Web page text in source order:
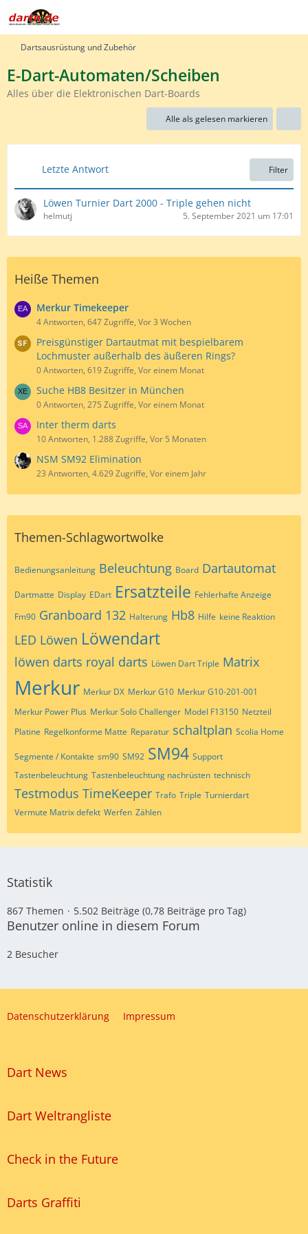
Dartsausrüstung und Zubehör
E-Dart-Automaten/Scheiben
Alles über die Elektronischen Dart-Boards
Alle als gelesen markieren
Letzte Antwort Filter
Löwen Turnier Dart 2000 - Triple gehen nicht
helmutj 5. September 2021 um 17:01
Heiße Themen
Merkur Timekeeper
4 Antworten, 647 Zugriffe, Vor 3 Wochen
Preisgünstiger Dartautmat mit bespielbarem
Lochmuster außerhalb des äußeren Rings?
0 Antworten, 619 Zugriffe, Vor einem Monat
Suche HB8 Besitzer in München
0 Antworten, 275 Zugriffe, Vor einem Monat
Inter therm darts
10 Antworten, 1.288 Zugriffe, Vor 5 Monaten
NSM SM92 Elimination
23 Antworten, 4.629 Zugriffe, Vor einem Jahr
Themen-Schlagwortwolke
Bedienungsanleitung Beleuchtung Board Dartautomat
Dartmatte Display EDart Ersatzteile Fehlerhafte Anzeige
Fm90 Granboard 132 Halterung Hb8 Hilfe keine Reaktion
LED Löwen Löwendart
löwen darts royal darts Löwen Dart Triple Matrix
Merkur Merkur DX Merkur G10 Merkur G10-201-001
Merkur Power Plus Merkur Solo Challenger Model F13150 Netzteil
Platine Regelkonforme Matte Reparatur schaltplan Scolia Home
Segmente / Kontakte sm90 SM92 SM94 Support
Tastenbeleuchtung Tastenbeleuchtung nachrüsten technisch
Testmodus TimeKeeper Trafo Triple Turnierdart
Vermute Matrix defekt Werfen Zählen
Statistik
867 Themen 5.502 Beiträge (0,78 Beiträge pro Tag)
Benutzer online in diesem Forum
2 Besucher
Datenschutzerklärung Impressum
Dart News
Dart Weltrangliste
Check in the Future
Darts Graffiti